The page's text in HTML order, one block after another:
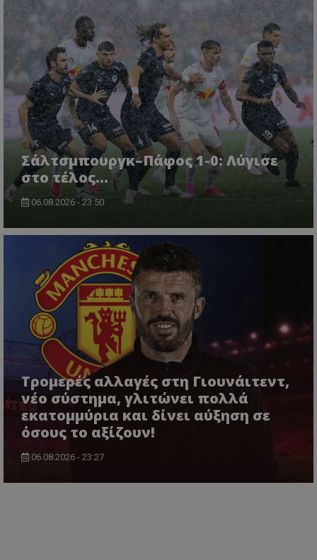
Σάλτσμπουργκ–Πάφος 1-0: Λύγισε
στο τέλος...
06.08.2026 - 23:50
Τρομερές αλλαγές στη Γιουνάιτεντ,
νέο σύστημα, γλιτώνει πολλά
εκατομμύρια και δίνει αύξηση σε
όσους το αξίζουν!
06.08.2026 - 23:27